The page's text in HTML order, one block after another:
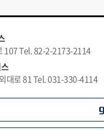
107 Tel. 82-2-2173-2114
대로 81 Tel. 031-330-4114